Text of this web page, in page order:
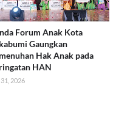
Forum Anak Kota
Gaungkan
Hak Anak pada
HAN
2026